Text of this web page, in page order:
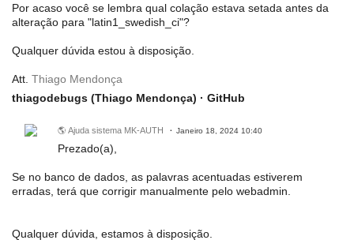
Por acaso você se lembra qual colação estava setada antes da
alteração para "latin1_swedish_ci"?
Qualquer dúvida estou à disposição.
Att. Thiago Mendonça
thiagodebugs (Thiago Mendonça) · GitHub
🌎 Ajuda sistema MK-AUTH Janeiro 18, 2024 10:40
Prezado(a),
Se no banco de dados, as palavras acentuadas estiverem
erradas, terá que corrigir manualmente pelo webadmin.
Qualquer dúvida, estamos à disposição.